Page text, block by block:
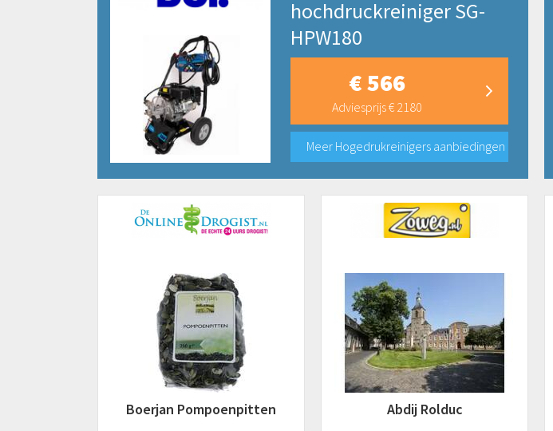
hochdruckreiniger SG-
HPW180
€ 566
Adviesprijs € 2180
Meer Hogedrukreinigers aanbiedingen
Boerjan Pompoenpitten Abdij Rolduc